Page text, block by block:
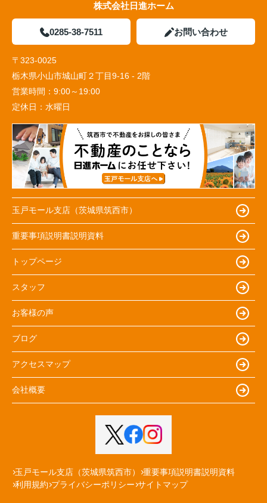
株式会社日進ホーム
0285-38-7511 お問い合わせ
〒323-0025
栃木県小山市城山町２丁目9-16 - 2階
営業時間： 9:00～19:00
定休日： 水曜日
玉戸モール支店（茨城県筑西市）
重要事項説明書説明資料
トップページ
スタッフ
お客様の声
ブログ
アクセスマップ
会社概要
玉戸モール支店（茨城県筑西市）
重要事項説明書説明資料
利用規約 プライバシーポリシー サイトマップ